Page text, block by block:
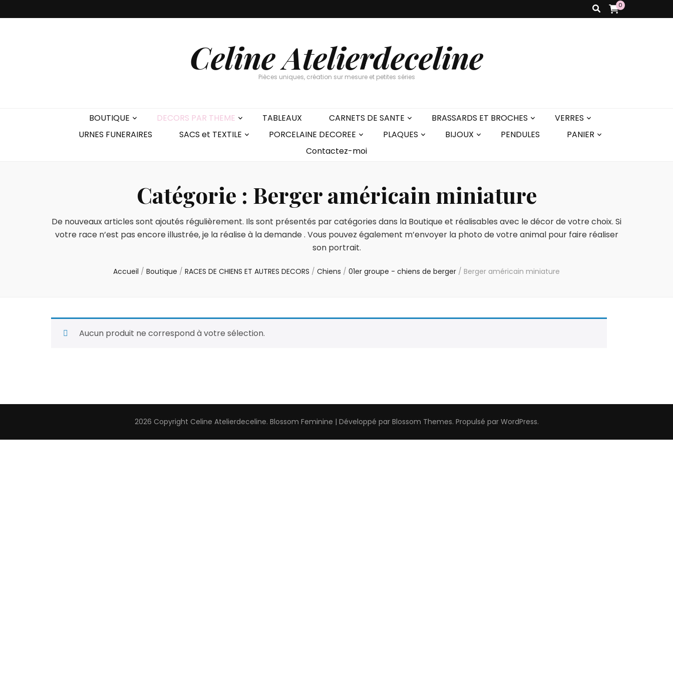
0
Celine Atelierdeceline
Pièces uniques, création sur mesure et petites séries
BOUTIQUE DECORS PAR THEME TABLEAUX CARNETS DE SANTE BRASSARDS ET BROCHES
VERRES
URNES FUNERAIRES
SACS et TEXTILE PORCELAINE DECOREE PLAQUES BIJOUX PENDULES
PANIER
Contactez-moi
Catégorie : Berger américain miniature
De nouveaux articles sont ajoutés régulièrement. Ils sont présentés par catégories dans la Boutique et réalisables avec le décor de votre choix. Si
votre race n’est pas encore illustrée, je la réalise à la demande . Vous pouvez également m’envoyer la photo de votre animal pour faire réaliser
son portrait.
Accueil / Boutique / RACES DE CHIENS ET AUTRES DECORS / Chiens / 01er groupe - chiens de berger / Berger américain miniature
Aucun produit ne correspond à votre sélection.
2026 Copyright Celine Atelierdeceline. Blossom Feminine | Développé par Blossom Themes. Propulsé par WordPress.